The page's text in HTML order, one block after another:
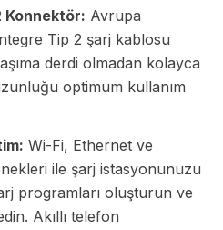
Konnektör: Avrupa
Tip 2 şarj kablosu
derdi olmadan kolayca
optimum kullanım
Wi-Fi, Ethernet ve
ile şarj istasyonunuzu
programları oluşturun ve
Akıllı telefon